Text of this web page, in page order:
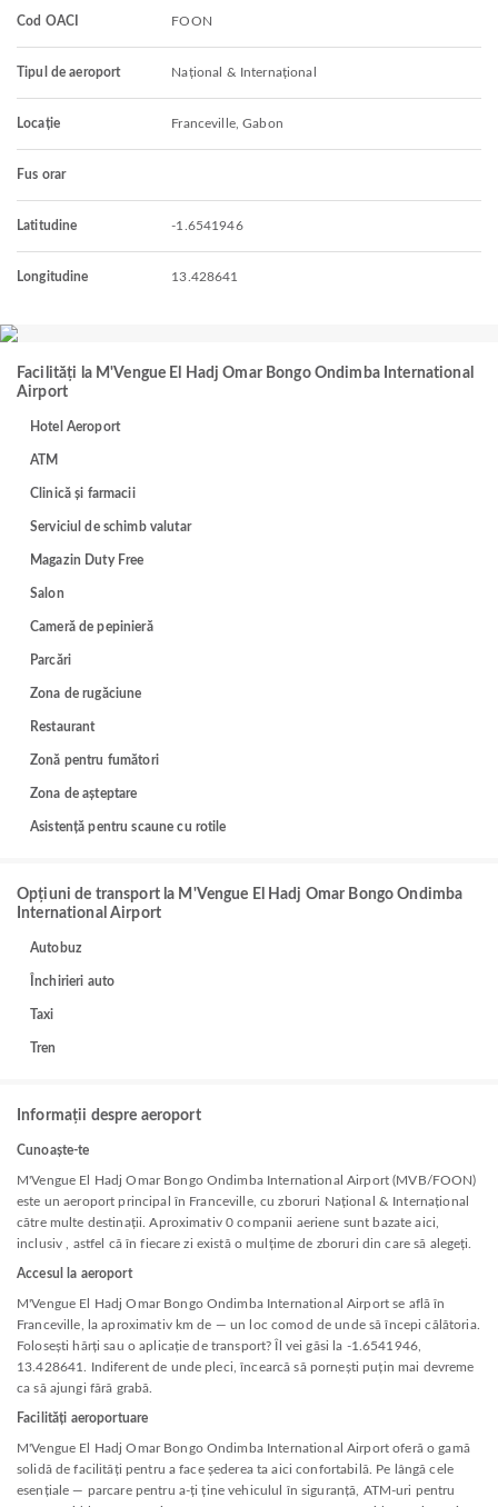
Cod OACI FOON
Tipul de aeroport Național & Internațional
Locație Franceville, Gabon
Fus orar
Latitudine -1.6541946
Longitudine 13.428641
Facilități la M'Vengue El Hadj Omar Bongo Ondimba International
Airport
Hotel Aeroport
ATM
Clinică și farmacii
Serviciul de schimb valutar
Magazin Duty Free
Salon
Cameră de pepinieră
Parcări
Zona de rugăciune
Restaurant
Zonă pentru fumători
Zona de așteptare
Asistență pentru scaune cu rotile
Opțiuni de transport la M'Vengue El Hadj Omar Bongo Ondimba
International Airport
Autobuz
Închirieri auto
Taxi
Tren
Informații despre aeroport
Cunoaște-te
M'Vengue El Hadj Omar Bongo Ondimba International Airport (MVB/FOON)
este un aeroport principal în Franceville, cu zboruri Național & Internațional
către multe destinații. Aproximativ 0 companii aeriene sunt bazate aici,
inclusiv , astfel că în fiecare zi există o mulțime de zboruri din care să alegeți.
Accesul la aeroport
M'Vengue El Hadj Omar Bongo Ondimba International Airport se află în
Franceville, la aproximativ km de — un loc comod de unde să începi călătoria.
Folosești hărți sau o aplicație de transport? Îl vei găsi la -1.6541946,
13.428641. Indiferent de unde pleci, încearcă să pornești puțin mai devreme
ca să ajungi fără grabă.
Facilități aeroportuare
M'Vengue El Hadj Omar Bongo Ondimba International Airport oferă o gamă
solidă de facilități pentru a face șederea ta aici confortabilă. Pe lângă cele
esențiale — parcare pentru a-ți ține vehiculul în siguranță, ATM-uri pentru